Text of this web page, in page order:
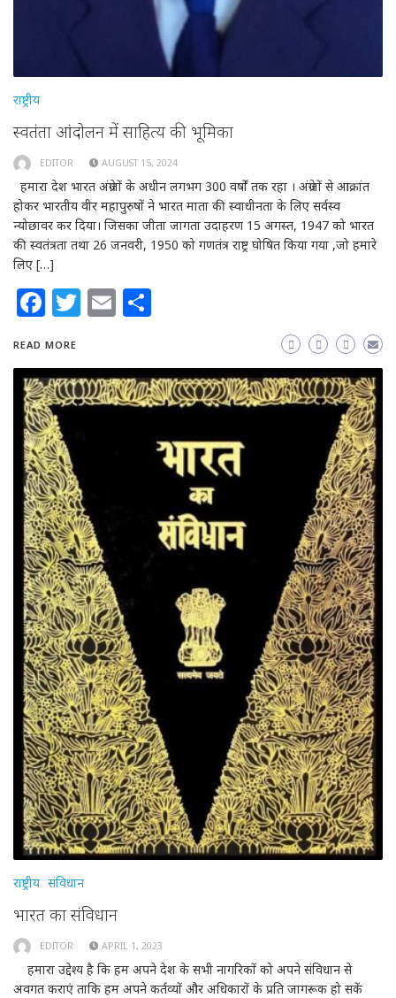
राष्ट्रीय
स्वतंत्रता आंदोलन में साहित्य की भूमिका
EDITOR AUGUST 15, 2024
हमारा देश भारत अंग्रेजों के अधीन लगभग 300 वर्षों तक रहा । अंग्रेजों से आक्रांत
होकर भारतीय वीर महापुरुषों ने भारत माता की स्वाधीनता के लिए सर्वस्व
न्योछावर कर दिया। जिसका जीता जागता उदाहरण 15 अगस्त, 1947 को भारत
की स्वतंत्रता तथा 26 जनवरी, 1950 को गणतंत्र राष्ट्र घोषित किया गया ,जो हमारे
लिए […]
Facebook
Twitter
Email
READ MORE
राष्ट्रीय संविधान
भारत का संविधान
EDITOR APRIL 1, 2023
हमारा उद्देश्य है कि हम अपने देश के सभी नागरिकों को अपने संविधान से
अवगत कराएं ताकि हम अपने कर्तव्यों और अधिकारों के प्रति जागरूक हो सकें